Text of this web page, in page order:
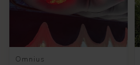
Omnius